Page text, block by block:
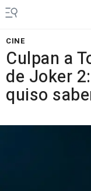
CINE
Culpan a
de Joker
quiso